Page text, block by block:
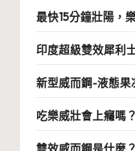
最快15分鐘壯陽，
印度超級雙效犀利
新型威而鋼-液態果
吃樂威壯會上癮嗎